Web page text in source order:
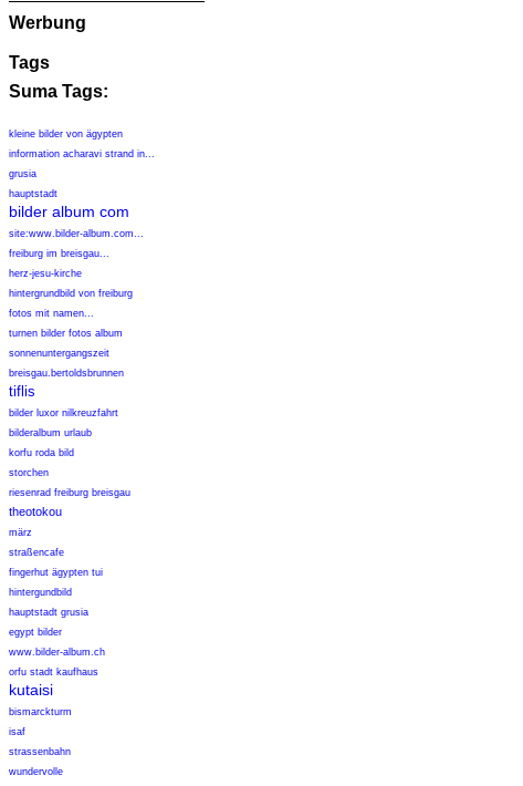
Werbung
Tags
Suma Tags:
kleine bilder von ägypten
information acharavi strand in...
grusia
hauptstadt
bilder album com
site:www.bilder-album.com...
freiburg im breisgau...
herz-jesu-kirche
hintergrundbild von freiburg
fotos mit namen...
turnen bilder fotos album
sonnenuntergangszeit
breisgau.bertoldsbrunnen
tiflis
bilder luxor nilkreuzfahrt
bilderalbum urlaub
korfu roda bild
storchen
riesenrad freiburg breisgau
theotokou
märz
straßencafe
fingerhut ägypten tui
hintergundbild
hauptstadt grusia
egypt bilder
www.bilder-album.ch
orfu stadt kaufhaus
kutaisi
bismarckturm
isaf
strassenbahn
wundervolle